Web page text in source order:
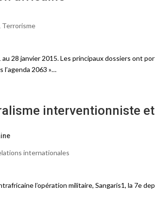
Terrorisme
28 janvier 2015. Les principaux dossiers ont
l’agenda 2063 »…
interventionniste et
internationales
l’opération militaire, Sangaris1, la 7e